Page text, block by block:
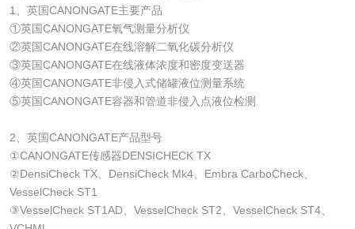
1、英国CANONGATE主要产品
①英国CANONGATE氧气测量分析仪
②英国CANONGATE在线溶解二氧化碳分析仪
③英国CANONGATE在线液体浓度和密度变送器
④英国CANONGATE非侵入式储罐液位测量系统
⑤英国CANONGATE容器和管道非侵入点液位检测
2、英国CANONGATE产品型号
①CANONGATE传感器DENSICHECK TX
②DensiCheck TX、DensiCheck Mk4、Embra CarboCheck、
VesselCheck ST1
③VesselCheck ST1AD、VesselCheck ST2、VesselCheck ST4、